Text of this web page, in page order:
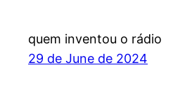
quem inventou o rádio
29 de June de 2024